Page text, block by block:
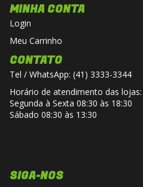
MINHA CONTA
Login
Meu Carrinho
CONTATO
Tel / WhatsApp: (41) 3333-3344
Horário de atendimento das lojas:
Segunda à Sexta 08:30 às 18:30
Sábado 08:30 às 13:30
SIGA-NOS